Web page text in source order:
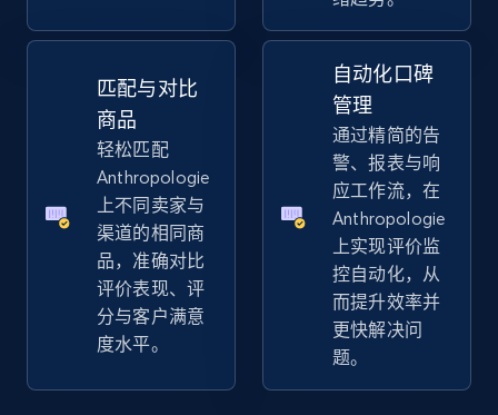
info, Stars, Feedbacks, Return policy, and more.
立即开始
URL, Product id, Title, Seller name, Seller rating,
Seller reviews, Breadcrumbs, Root category, and
more.
2.5K+ 359+ 立即开始
匹配与对比
商品
轻松匹配
Anthropologie
上不同卖家与
渠道的相同商
品，准确对比
评价表现、评
分与客户满意
度水平。
自动化口碑
管理
通过精简的告
警、报表与响
应工作流，在
Anthropologie
上实现评价监
控自动化，从
而提升效率并
更快解决问
题。